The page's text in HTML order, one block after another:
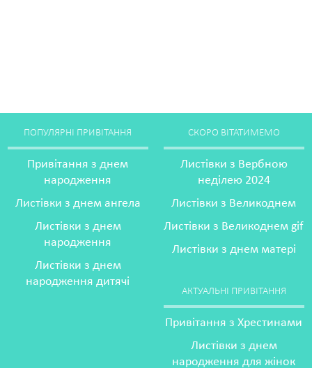
ПОПУЛЯРНІ ПРИВІТАННЯ
Привітання з днем
народження
Листівки з днем ангела
Листівки з днем
народження
Листівки з днем
народження дитячі
СКОРО ВІТАТИМЕМО
Листівки з Вербною
неділею 2024
Листівки з Великоднем
Листівки з Великоднем gif
Листівки з днем матері
АКТУАЛЬНІ ПРИВІТАННЯ
Привітання з Хрестинами
Листівки з днем
народження для жінок